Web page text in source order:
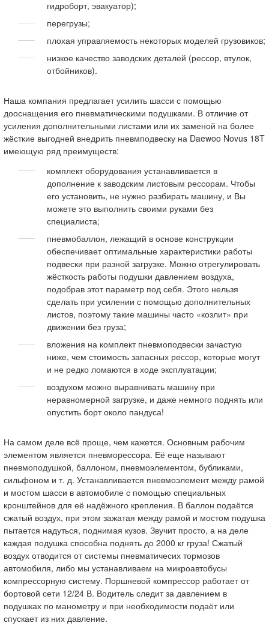
гидроборт, эвакуатор);
перегрузы;
плохая управляемость некоторых моделей грузовиков;
низкое качество заводских деталей (рессор, втулок,
отбойников).
Наша компания предлагает усилить шасси с помощью
дооснащения его пневматическими подушками. В отличие от
усиления дополнительными листами или их заменой на более
жёсткие выгодней внедрить пневмподвеску на Daewoo Novus 18T
имеющую ряд преимуществ:
комплект оборудования устанавливается в
дополнение к заводским листовым рессорам. Чтобы
его установить, не нужно разбирать машину, и Вы
можете это выполнить своими руками без
специалиста;
пневмобаллон, лежащий в основе конструкции
обеспечивает оптимальные характеристики работы
подвески при разной загрузке. Можно отрегулировать
жёсткость работы подушки давлением воздуха,
подобрав этот параметр под себя. Этого нельзя
сделать при усилении с помощью дополнительных
листов, поэтому такие машины часто «козлит» при
движении без груза;
вложения на комплект пневмоподвески зачастую
ниже, чем стоимость запасных рессор, которые могут
и не редко ломаются в ходе эксплуатации;
воздухом можно выравнивать машину при
неравномерной загрузке, и даже немного поднять или
опустить борт около пандуса!
На самом деле всё проще, чем кажется. Основным рабочим
элементом является пневморессора. Её еще называют
пневмоподушкой, баллоном, пневмоэлементом, бубликами,
сильфоном и т. д. Устанавливается пневмоэлемент между рамой
и мостом шасси в автомобиле с помощью специальных
кронштейнов для её надёжного крепления. В баллон подаётся
сжатый воздух, при этом зажатая между рамой и мостом подушка
пытается надуться, поднимая кузов. Звучит просто, а на деле
каждая подушка способна поднять до 2000 кг груза! Сжатый
воздух отводится от системы пневматичесих тормозов
автомобиля, либо мы устанавливаем на микроавтобусы
компрессорную систему. Поршневой компрессор работает от
бортовой сети 12/24 В. Водитель следит за давлением в
подушках по манометру и при необходимости подаёт или
спускает из них давление.